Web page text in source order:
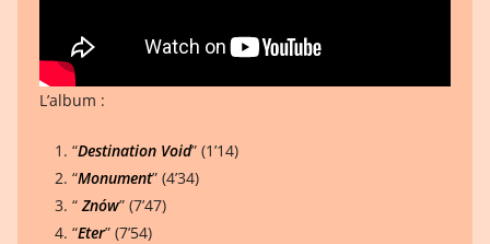
L’album :
“Destination Void” (1’14)
“Monument” (4’34)
“Znów” (7’47)
“Eter” (7’54)